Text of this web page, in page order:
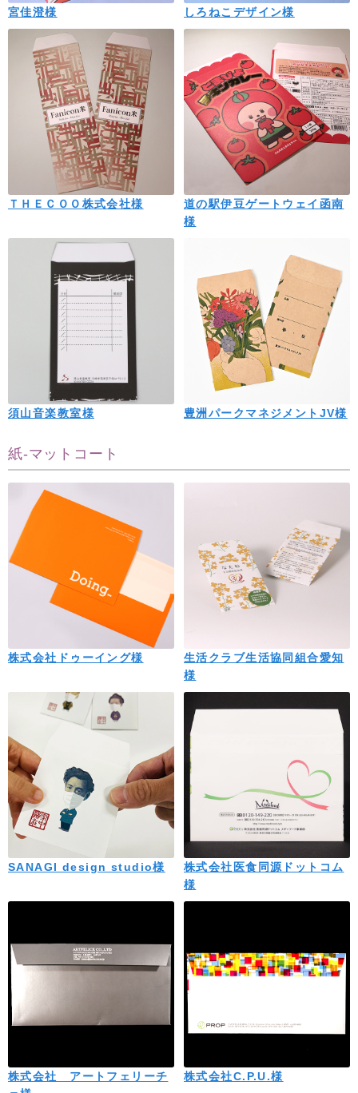
宮佳澄様 しろねこデザイン様
ＴＨＥＣＯＯ株式会社様
道の駅伊豆ゲートウェイ函南
様
須山音楽教室様 豊洲パークマネジメントJV様
紙-マットコート
株式会社ドゥーイング様
生活クラブ生活協同組合愛知
様
SANAGI design studio様
株式会社医食同源ドットコム
様
株式会社 アートフェリーチ
株式会社C.P.U.様